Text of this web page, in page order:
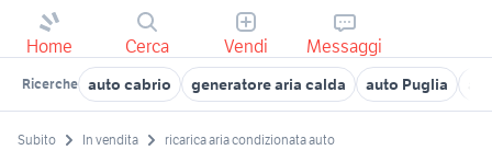
Home Cerca Vendi Messaggi
Ricerche auto cabrio generatore aria calda auto Puglia
Subito In vendita ricarica aria condizionata auto